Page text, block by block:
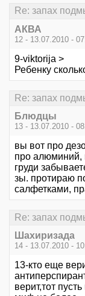
Re: запах
АКВА
12 - 13.07.2010 -
9-viktorija >
Ребенку
Re: запах
Блюдцы
13 - 13.07.2010 -
вы вот про
про алюминий,
груди
зы. протираю
салфетками,
Re: запах
Шахиризада
14 - 13.07.2010 -
13-кто еще
верит,тот